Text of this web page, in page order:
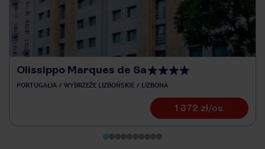
Olissippo Marques de Sa
PORTUGALIA WYBRZEŻE LIZBOŃSKIE LIZBONA
1 372 zł/os.